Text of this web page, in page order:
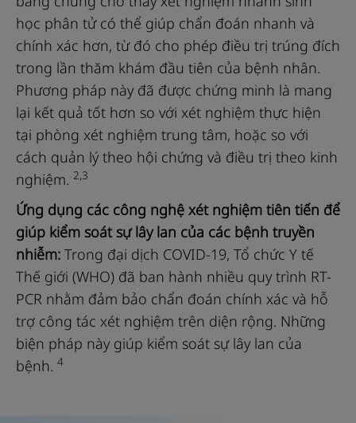
của
người
học phân tử có thể giúp chẩn đoán nhanh và
chính xác hơn, từ đó cho phép điều trị trúng đích
trong lần thăm khám đầu tiên của bệnh nhân.
Phương pháp này đã được chứng minh là mang
lại kết quả tốt hơn so với xét nghiệm thực hiện
tại phòng xét nghiệm trung tâm, hoặc so với
cách quản lý theo hội chứng và điều trị theo kinh
nghiệm. 2,3
Ứng dụng các công nghệ xét nghiệm tiên tiến để
giúp kiểm soát sự lây lan của các bệnh truyền
nhiễm: Trong đại dịch COVID-19, Tổ chức Y tế
Thế giới (WHO) đã ban hành nhiều quy trình RT-
PCR nhằm đảm bảo chẩn đoán chính xác và hỗ
trợ công tác xét nghiệm trên diện rộng. Những
biện pháp này giúp kiểm soát sự lây lan của
bệnh. 4